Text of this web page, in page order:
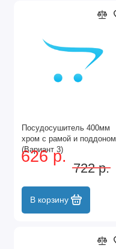
Посудосушитель 400мм
хром с рамой и поддоном
(Вариант 3)
626 р.
722 р.
В корзину